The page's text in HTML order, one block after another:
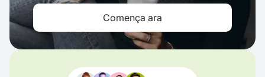
Comença ara